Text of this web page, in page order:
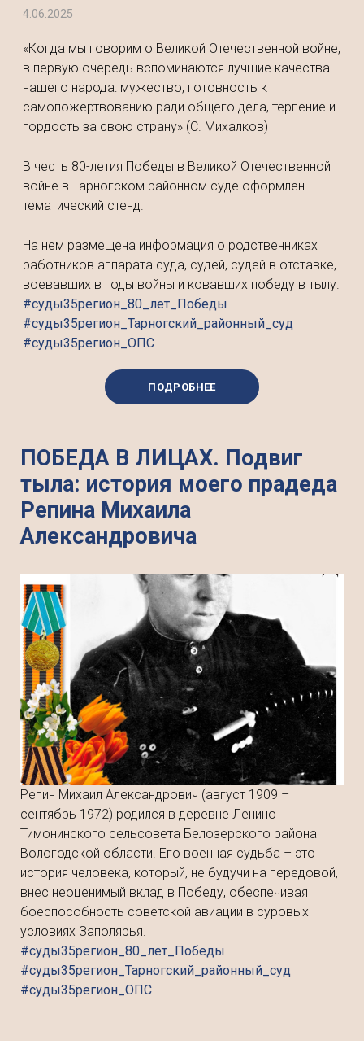
4.06.2025
«Когда мы говорим о Великой Отечественной войне,
в первую очередь вспоминаются лучшие качества
нашего народа: мужество, готовность к
самопожертвованию ради общего дела, терпение и
гордость за свою страну» (С. Михалков)
В честь 80-летия Победы в Великой Отечественной
войне в Тарногском районном суде оформлен
тематический стенд.
На нем размещена информация о родственниках
работников аппарата суда, судей, судей в отставке,
воевавших в годы войны и ковавших победу в тылу.
#суды35регион_80_лет_Победы
#суды35регион_Тарногский_районный_суд
#суды35регион_ОПС
ПОДРОБНЕЕ
ПОБЕДА В ЛИЦАХ. Подвиг
тыла: история моего прадеда
Репина Михаила
Александровича
Репин Михаил Александрович (август 1909 –
сентябрь 1972) родился в деревне Ленино
Тимонинского сельсовета Белозерского района
Вологодской области. Его военная судьба – это
история человека, который, не будучи на передовой,
внес неоценимый вклад в Победу, обеспечивая
боеспособность советской авиации в суровых
условиях Заполярья.
#суды35регион_80_лет_Победы
#суды35регион_Тарногский_районный_суд
#суды35регион_ОПС